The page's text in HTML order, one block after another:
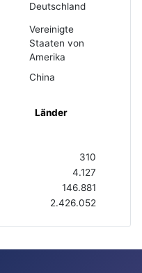
Deutschland
Vereinigte
Staaten von
Amerika
China
Länder
310
4.127
146.881
2.426.052